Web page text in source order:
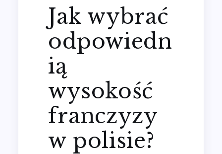
Jak wybrać
odpowiedn
ią
wysokość
franczyzy
w polisie?